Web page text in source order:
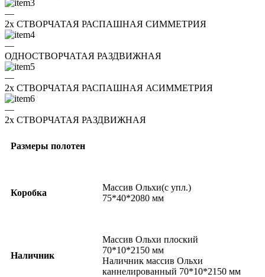
—
2x СТВОРЧАТАЯ РАСПАШНАЯ СИММЕТРИЯ
—
ОДНОСТВОРЧАТАЯ РАЗДВИЖНАЯ
—
2x СТВОРЧАТАЯ РАСПАШНАЯ АСИММЕТРИЯ
—
2x СТВОРЧАТАЯ РАЗДВИЖНАЯ
Размеры полотен
Коробка
Массив Ольхи(с упл.)
75*40*2080 мм
Наличник
Массив Ольхи плоский
70*10*2150 мм
Наличник массив Ольхи
каннелированный 70*10*2150 мм